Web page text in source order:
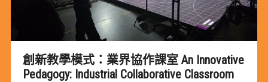
創新教學模式：業界協作課室 An Innovative
Pedagogy: Industrial Collaborative Classroom